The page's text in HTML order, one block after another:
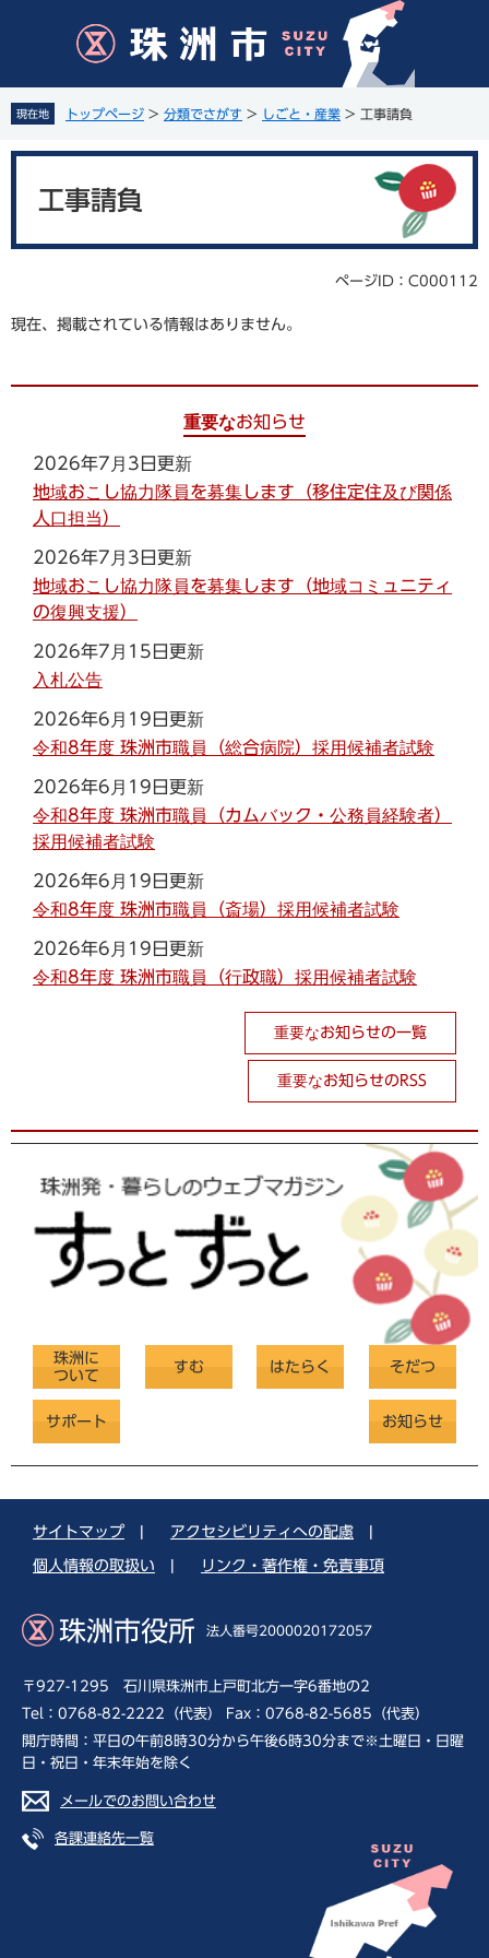
先
頭
で
を
飛
ば
現在地 トップページ > 分類でさがす > しごと・産業 > 工事請負
工事請負
ページID：C000112
現在、掲載されている情報はありません。
重要なお知らせ
2026年7月3日更新
地域おこし協力隊員を募集します（移住定住及び関係
人口担当）
2026年7月3日更新
地域おこし協力隊員を募集します（地域コミュニティ
の復興支援）
2026年7月15日更新
入札公告
2026年6月19日更新
令和8年度 珠洲市職員（総合病院）採用候補者試験
2026年6月19日更新
令和8年度 珠洲市職員（カムバック・公務員経験者）
採用候補者試験
2026年6月19日更新
令和8年度 珠洲市職員（斎場）採用候補者試験
2026年6月19日更新
令和8年度 珠洲市職員（行政職）採用候補者試験
重要なお知らせの一覧
重要なお知らせのRSS
珠洲に
ついて
すむ はたらく そだつ
サポート お知らせ
サイトマップ アクセシビリティへの配慮
個人情報の取扱い リンク・著作権・免責事項
珠洲市役所 法人番号2000020172057
〒927-1295 石川県珠洲市上戸町北方一字6番地の2
Tel：0768-82-2222（代表） Fax：0768-82-5685（代表）
開庁時間：平日の午前8時30分から午後6時30分まで※土曜日・日曜
日・祝日・年末年始を除く
メールでのお問い合わせ
各課連絡先一覧